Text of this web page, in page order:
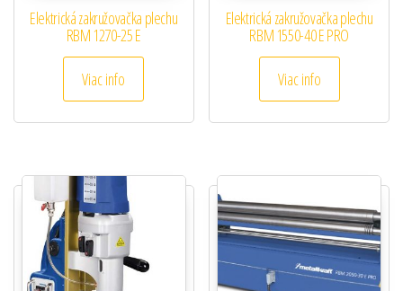
Elektrická zakružovačka plechu
RBM 1270-25 E
Viac info
Elektrická zakružovačka plechu
RBM 1550-40 E PRO
Viac info